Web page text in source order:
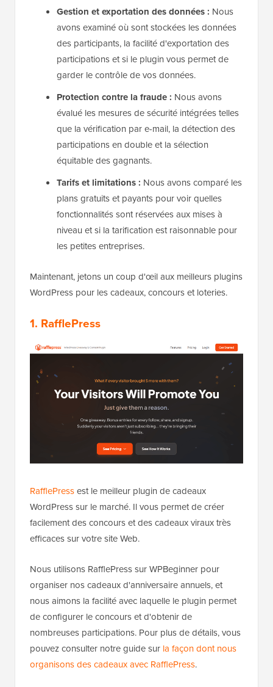
Gestion et exportation des données : Nous
avons examiné où sont stockées les données
des participants, la facilité d'exportation des
participations et si le plugin vous permet de
garder le contrôle de vos données.
Protection contre la fraude : Nous avons
évalué les mesures de sécurité intégrées telles
que la vérification par e-mail, la détection des
participations en double et la sélection
équitable des gagnants.
Tarifs et limitations : Nous avons comparé les
plans gratuits et payants pour voir quelles
fonctionnalités sont réservées aux mises à
niveau et si la tarification est raisonnable pour
les petites entreprises.
Maintenant, jetons un coup d'œil aux meilleurs plugins
WordPress pour les cadeaux, concours et loteries.
1. RafflePress
RafflePressest le meilleur plugin de cadeaux
WordPress sur le marché. Il vous permet de créer
facilement des concours et des cadeaux viraux très
efficaces sur votre site Web.
Nous utilisons RafflePress sur WPBeginner pour
organiser nos cadeaux d'anniversaire annuels, et
nous aimons la facilité avec laquelle le plugin permet
de configurer le concours et d'obtenir de
nombreuses participations. Pour plus de détails, vous
pouvez consulter notre guide sur la façon dont nous
organisons des cadeaux avec RafflePress.